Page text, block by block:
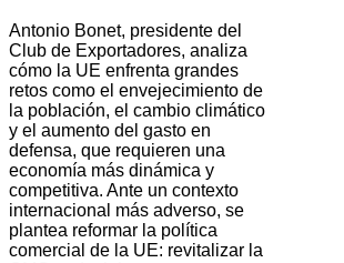
Antonio Bonet, presidente del
Club de Exportadores, analiza
cómo la UE enfrenta grandes
retos como el envejecimiento de
la población, el cambio climático
y el aumento del gasto en
defensa, que requieren una
economía más dinámica y
competitiva. Ante un contexto
internacional más adverso, se
plantea reformar la política
comercial de la UE: revitalizar la